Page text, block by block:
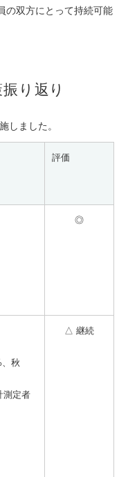
の双方にとって持続可能
り返り
しました。
評価
◎
秋
定者
△ 継続